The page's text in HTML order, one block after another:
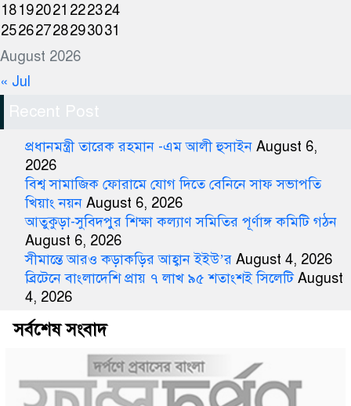
August 2026
18192021 222324
25262728293031
« Jul
Recent Post
প্রধানমন্ত্রী তারেক রহমান -এম আলী হুসাইন August 6,
2026
বিশ্ব সামাজিক ফোরামে যোগ দিতে বেনিনে সাফ সভাপতি
খিয়াং নয়ন August 6, 2026
আতুকুড়া-সুবিদপুর শিক্ষা কল্যাণ সমিতির পূর্ণাঙ্গ কমিটি গঠন
August 6, 2026
সীমান্তে আরও কড়াকড়ির আহ্বান ইইউ’র August 4, 2026
ব্রিটেনে বাংলাদেশি প্রায় ৭ লাখ ৯৫ শতাংশই সিলেটি August
4, 2026
সর্বশেষ সংবাদ